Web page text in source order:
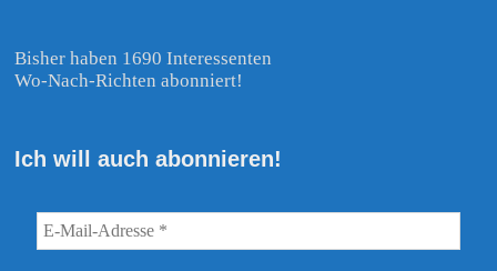
Bisher haben 1690 Interessenten
Wo-Nach-Richten abonniert!
Ich will auch abonnieren!